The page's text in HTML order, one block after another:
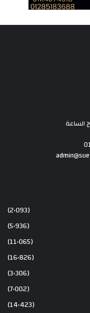
الساعة
(2٬093)
(5٬936)
(11٬065)
(16٬826)
(3٬306)
(7٬002)
(14٬423)